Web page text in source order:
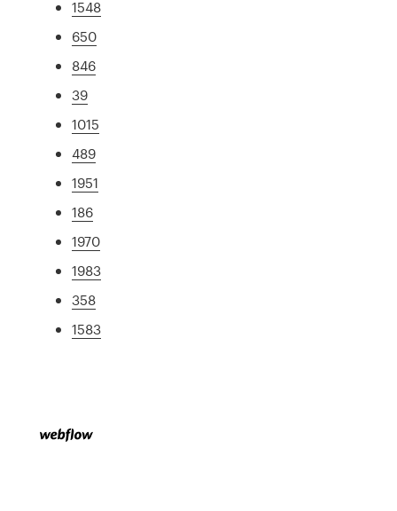
1548
650
846
39
1015
489
1951
186
1970
1983
358
1583